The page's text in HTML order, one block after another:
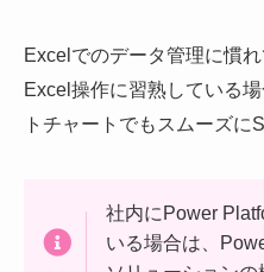
Excelでのデータ管理に慣
Excel操作に習熟している
トチャートでもスムーズに
社内にPower
いる場合は、